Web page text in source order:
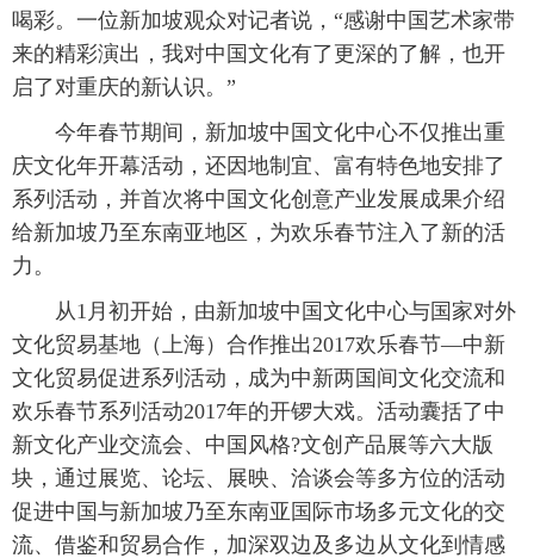
喝彩。一位新加坡观众对记者说，“感谢中国艺术家带
来的精彩演出，我对中国文化有了更深的了解，也开
启了对重庆的新认识。”
今年春节期间，新加坡中国文化中心不仅推出重
庆文化年开幕活动，还因地制宜、富有特色地安排了
系列活动，并首次将中国文化创意产业发展成果介绍
给新加坡乃至东南亚地区，为欢乐春节注入了新的活
力。
从1月初开始，由新加坡中国文化中心与国家对外
文化贸易基地（上海）合作推出2017欢乐春节—中新
文化贸易促进系列活动，成为中新两国间文化交流和
欢乐春节系列活动2017年的开锣大戏。活动囊括了中
新文化产业交流会、中国风格?文创产品展等六大版
块，通过展览、论坛、展映、洽谈会等多方位的活动
促进中国与新加坡乃至东南亚国际市场多元文化的交
流、借鉴和贸易合作，加深双边及多边从文化到情感